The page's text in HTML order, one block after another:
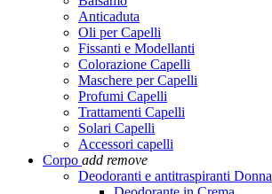
Anticaduta
Oli per Capelli
Fissanti e Modellanti
Colorazione Capelli
Maschere per Capelli
Profumi Capelli
Trattamenti Capelli
Solari Capelli
Accessori capelli
Corpo add remove
Deodoranti e antitraspiranti Donna